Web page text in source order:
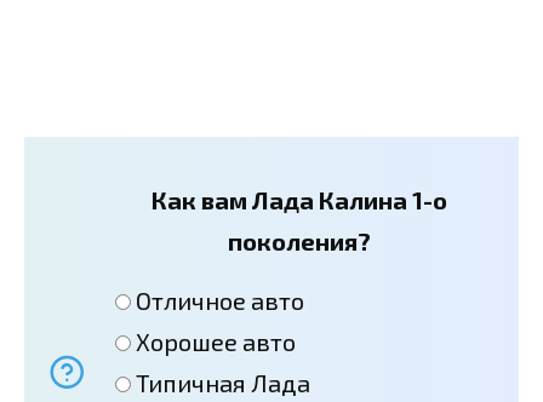
Как вам Лада Калина 1-о
поколения?
Отличное авто
Хорошее авто
Типичная Лада